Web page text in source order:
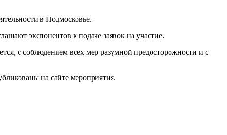
в Подмосковье.
экспонентов к подаче заявок на участие.
с соблюдением всех мер разумной предосторожности и с
на сайте мероприятия.